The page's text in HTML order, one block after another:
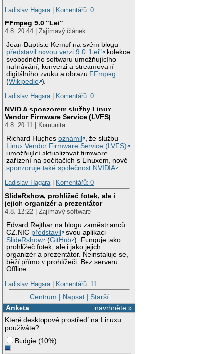
Ladislav Hagara| Komentářů: 0
FFmpeg 9.0 "Lei"
4.8. 20:44 | Zajímavý článek
Jean-Baptiste Kempf na svém blogu
představil novou verzi 9.0 "Lei"
kolekce
svobodného softwaru umožňujícího
nahrávání, konverzi a streamovaní
digitálního zvuku a obrazu FFmpeg
(Wikipedie ).
Ladislav Hagara| Komentářů: 0
NVIDIA sponzorem služby Linux
Vendor Firmware Service (LVFS)
4.8. 20:11 | Komunita
Richard Hughesoznámil
, že službu
Linux Vendor Firmware Service (LVFS)
umožňující aktualizovat firmware
zařízení na počítačích s Linuxem, nově
sponzoruje také společnost NVIDIA .
Ladislav Hagara| Komentářů: 0
SlideRshow, prohlížeč fotek, ale i
jejich organizér a prezentátor
4.8. 12:22 | Zajímavý software
Edvard Rejthar na blogu zaměstnanců
CZ.NIC představil
svou aplikaci
SlideRshow
(GitHub ). Funguje jako
prohlížeč fotek, ale i jako jejich
organizér a prezentátor. Neinstaluje se,
běží přímo v prohlížeči. Bez serveru.
Offline.
Ladislav Hagara| Komentářů: 11
Centrum | Napsat| Starší
navrhněte »
Anketa
Které desktopové prostředí na Linuxu
používáte?
Budgie (10%)